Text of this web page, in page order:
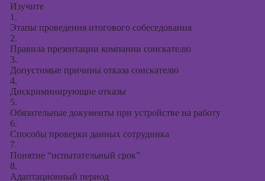
Изучите
1.
Этапы проведения итогового собеседования
2.
Правила презентации компании соискателю
3.
Допустимые причины отказа соискателю
4.
Дискриминирующие отказы
5.
Обязательные документы при устройстве на работу
6.
Способы проверки данных сотрудника
7.
Понятие “испытательный срок”
8.
Адаптационный период